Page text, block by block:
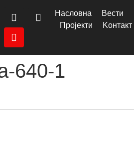
Насловна Вести
Пројекти
Kонтакт
640-1